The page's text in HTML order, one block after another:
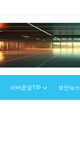
서버운영TIP 보안뉴스